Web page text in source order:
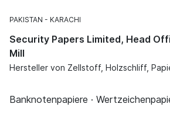
PAKISTAN KARACHI
Security Papers Limited, Head
Mill
Hersteller von Zellstoff, Holzschliff,
Banknotenpapiere ·